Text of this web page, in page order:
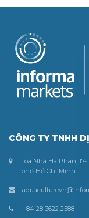
CÔNG TY TNHH
Tòa Nhà Hà Phan,
phố Hồ Chí Minh
+84 28 3622 2588